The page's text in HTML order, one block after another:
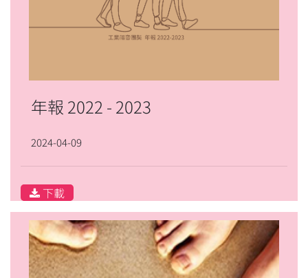
年報 2022 - 2023
2024-04-09
下載